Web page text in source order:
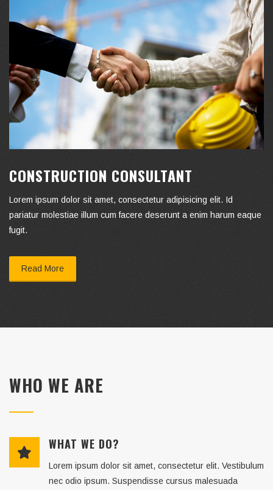
CONSTRUCTION CONSULTANT
Lorem ipsum dolor sit amet, consectetur adipisicing elit. Id
pariatur molestiae illum cum facere deserunt a enim harum eaque
fugit.
Read More
WHO WE ARE
WHAT WE DO?
Lorem ipsum dolor sit amet, consectetur elit. Vestibulum
nec odio ipsum. Suspendisse cursus malesuada